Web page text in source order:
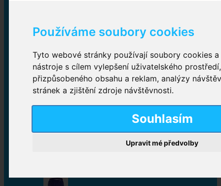
Používáme soubory cookies
Tyto webové stránky používají soubory cookies
nástroje s cílem vylepšení uživatelského
přizpůsobeného obsahu a reklam, analýzy
stránek a zjištění zdroje návštěvnosti.
Souhlasím
Upravit mé předvolby
Inkontinenční kalhotky
Plenkové kalhotky navlékací,Plenkové kalhotky
zalepovací,Inkontinenční kalhotky dámské
Inkontinenční vložky